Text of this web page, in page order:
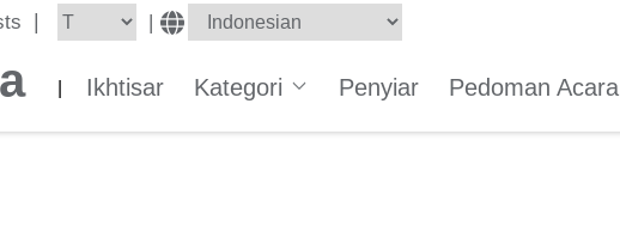
|
Ikhtisar Kategori Penyiar Pedoman Acara